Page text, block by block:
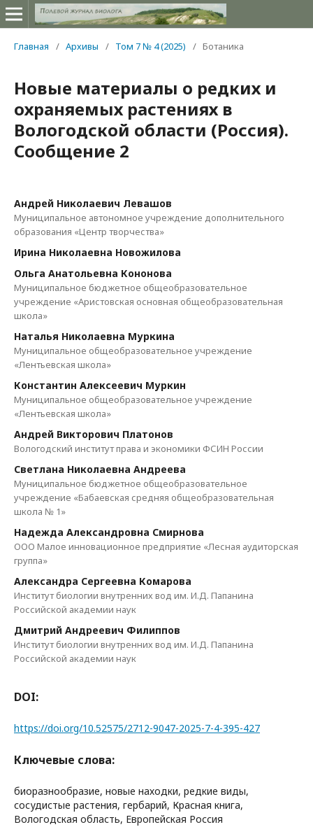
Главная / Архивы / Том 7 № 4 (2025) / Ботаника
Новые материалы о редких и
охраняемых растениях в
Вологодской области (Россия).
Сообщение 2
Андрей Николаевич Левашов
Муниципальное автономное учреждение дополнительного
образования «Центр творчества»
Ирина Николаевна Новожилова
Ольга Анатольевна Кононова
Муниципальное бюджетное общеобразовательное
учреждение «Аристовская основная общеобразовательная
школа»
Наталья Николаевна Муркина
Муниципальное общеобразовательное учреждение
«Лентьевская школа»
Константин Алексеевич Муркин
Муниципальное общеобразовательное учреждение
«Лентьевская школа»
Андрей Викторович Платонов
Вологодский институт права и экономики ФСИН России
Светлана Николаевна Андреева
Муниципальное бюджетное общеобразовательное
учреждение «Бабаевская средняя общеобразовательная
школа № 1»
Надежда Александровна Смирнова
ООО Малое инновационное предприятие «Лесная аудиторская
группа»
Александра Сергеевна Комарова
Институт биологии внутренних вод им. И.Д. Папанина
Российской академии наук
Дмитрий Андреевич Филиппов
Институт биологии внутренних вод им. И.Д. Папанина
Российской академии наук
DOI:
https://doi.org/10.52575/2712-9047-2025-7-4-395-427
Ключевые слова:
биоразнообразие, новые находки, редкие виды,
сосудистые растения, гербарий, Красная книга,
Вологодская область, Европейская Россия